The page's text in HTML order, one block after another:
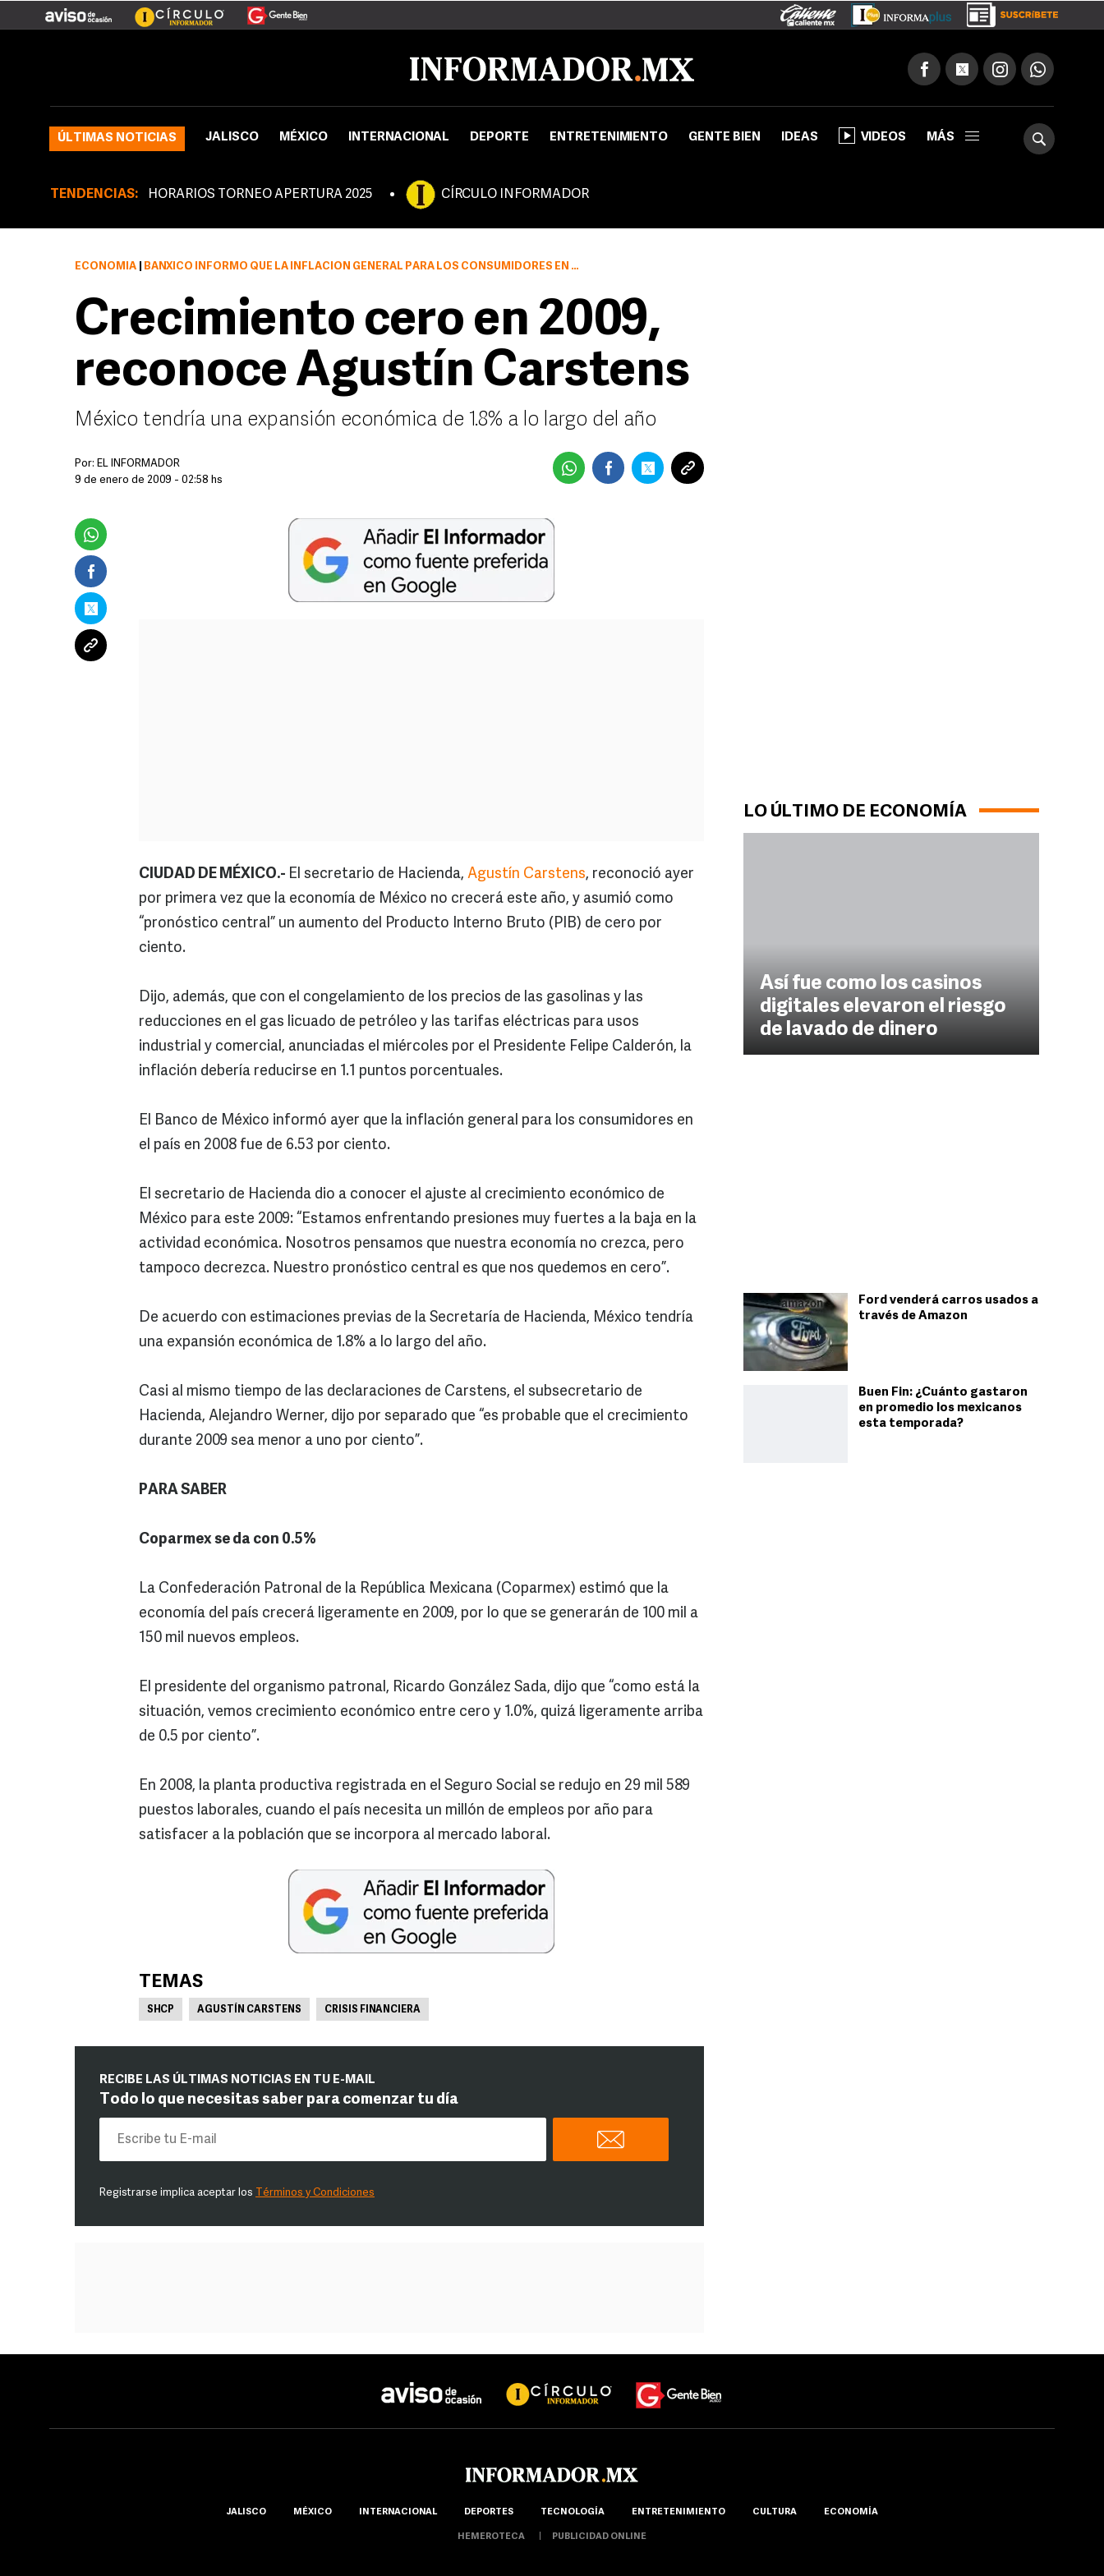
ÚLTIMAS NOTICIAS JALISCO MÉXICO INTERNACIONAL DEPORTE ENTRETENIMIENTO GENTE BIEN IDEAS VIDEOS MÁS
TENDENCIAS: HORARIOS TORNEO APERTURA 2025 CÍRCULO INFORMADOR
LO ÚLTIMO DE ECONOMÍA
Así fue como los casinos
digitales elevaron el riesgo
de lavado de dinero
Ford venderá carros usados a
través de Amazon
Buen Fin: ¿Cuánto gastaron
en promedio los mexicanos
esta temporada?
ECONOMÍA BANXICO INFORMÓ QUE LA INFLACIÓN GENERAL PARA LOS CONSUMIDORES EN EL PAÍS EN 2008 FUE DE 6.53 POR CIENTO
Crecimiento cero en 2009,
reconoce Agustín Carstens
México tendría una expansión económica de 1.8% a lo largo del año
Por: EL INFORMADOR
9 de enero de 2009 - 02:58 hs
CIUDAD DE MÉXICO.- El secretario de Hacienda, Agustín Carstens, reconoció ayer
por primera vez que la economía de México no crecerá este año, y asumió como
“pronóstico central” un aumento del Producto Interno Bruto (PIB) de cero por
ciento.
Dijo, además, que con el congelamiento de los precios de las gasolinas y las
reducciones en el gas licuado de petróleo y las tarifas eléctricas para usos
industrial y comercial, anunciadas el miércoles por el Presidente Felipe Calderón, la
inflación debería reducirse en 1.1 puntos porcentuales.
El Banco de México informó ayer que la inflación general para los consumidores en
el país en 2008 fue de 6.53 por ciento.
El secretario de Hacienda dio a conocer el ajuste al crecimiento económico de
México para este 2009: “Estamos enfrentando presiones muy fuertes a la baja en la
actividad económica. Nosotros pensamos que nuestra economía no crezca, pero
tampoco decrezca. Nuestro pronóstico central es que nos quedemos en cero”.
De acuerdo con estimaciones previas de la Secretaría de Hacienda, México tendría
una expansión económica de 1.8% a lo largo del año.
Casi al mismo tiempo de las declaraciones de Carstens, el subsecretario de
Hacienda, Alejandro Werner, dijo por separado que “es probable que el crecimiento
durante 2009 sea menor a uno por ciento”.
PARA SABER
Coparmex se da con 0.5%
La Confederación Patronal de la República Mexicana (Coparmex) estimó que la
economía del país crecerá ligeramente en 2009, por lo que se generarán de 100 mil a
150 mil nuevos empleos.
El presidente del organismo patronal, Ricardo González Sada, dijo que “como está la
situación, vemos crecimiento económico entre cero y 1.0%, quizá ligeramente arriba
de 0.5 por ciento”.
En 2008, la planta productiva registrada en el Seguro Social se redujo en 29 mil 589
puestos laborales, cuando el país necesita un millón de empleos por año para
satisfacer a la población que se incorpora al mercado laboral.
TEMAS
SHCP AGUSTÍN CARSTENS CRISIS FINANCIERA
RECIBE LAS ÚLTIMAS NOTICIAS EN TU E-MAIL
Todo lo que necesitas saber para comenzar tu día
Registrarse implica aceptar los Términos y Condiciones
JALISCO MÉXICO INTERNACIONAL DEPORTES TECNOLOGÍA ENTRETENIMIENTO CULTURA ECONOMÍA
HEMEROTECA PUBLICIDAD ONLINE